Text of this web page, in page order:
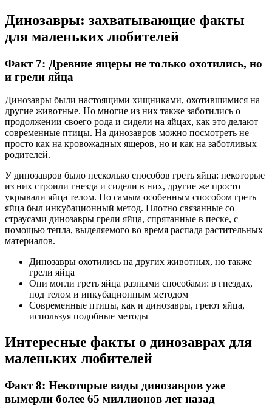
Динозавры: захватывающие факты
для маленьких любителей
Факт 7: Древние ящеры не только охотились, но
и грели яйца
Динозавры были настоящими хищниками, охотившимися на
другие животные. Но многие из них также заботились о
продолжении своего рода и сидели на яйцах, как это делают
современные птицы. На динозавров можно посмотреть не
просто как на кровожадных ящеров, но и как на заботливых
родителей.
У динозавров было несколько способов греть яйца: некоторые
из них строили гнезда и сидели в них, другие же просто
укрывали яйца телом. Но самым особенным способом греть
яйца был инкубационный метод. Плотно связанные со
страусами динозавры грели яйца, спрятанные в песке, с
помощью тепла, выделяемого во время распада растительных
материалов.
Динозавры охотились на других животных, но также
грели яйца
Они могли греть яйца разными способами: в гнездах,
под телом и инкубационным методом
Современные птицы, как и динозавры, греют яйца,
используя подобные методы
Интересные факты о динозаврах для
маленьких любителей
Факт 8: Некоторые виды динозавров уже
вымерли более 65 миллионов лет назад